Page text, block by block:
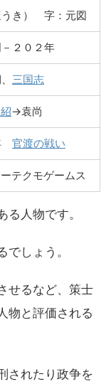
うき） 字：元図
２０２年
三国志
→袁尚
官渡の戦い
テクモゲームス
人物です。
しょう。
せるなど、策士
物と評価される
されたり政争を